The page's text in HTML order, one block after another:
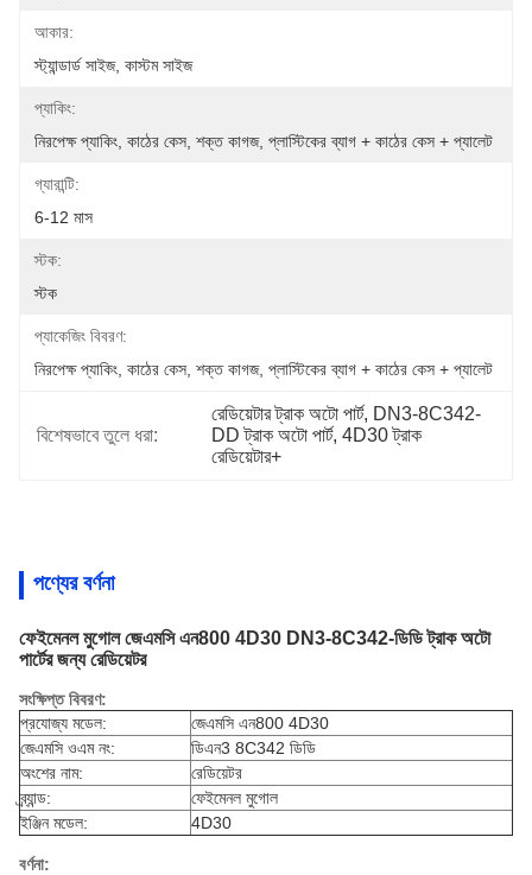
আকার:
স্ট্যান্ডার্ড সাইজ, কাস্টম সাইজ
প্যাকিং:
নিরপেক্ষ প্যাকিং, কাঠের কেস, শক্ত কাগজ, প্লাস্টিকের ব্যাগ + কাঠের কেস + প্যালেট
গ্যারান্টি:
6-12 মাস
স্টক:
স্টক
প্যাকেজিং বিবরণ:
নিরপেক্ষ প্যাকিং, কাঠের কেস, শক্ত কাগজ, প্লাস্টিকের ব্যাগ + কাঠের কেস + প্যালেট
বিশেষভাবে তুলে ধরা:
রেডিয়েটার ট্রাক অটো পার্ট, DN3-8C342-
DD ট্রাক অটো পার্ট, 4D30 ট্রাক
রেডিয়েটার+
পণ্যের বর্ণনা
ফেইমেনল মুগোল জেএমসি এন800 4D30 DN3-8C342-ডিডি ট্রাক অটো
পার্টের জন্য রেডিয়েটর
সংক্ষিপ্ত বিবরণ:
প্রযোজ্য মডেল:
জেএমসি এন800 4D30
জেএমসি ওএম নং:
ডিএন3 8C342 ডিডি
অংশের নাম:
রেডিয়েটর
ব্র্যান্ড:
ফেইমেনল মুগোল
ইঞ্জিন মডেল:
4D30
বর্ণনা: